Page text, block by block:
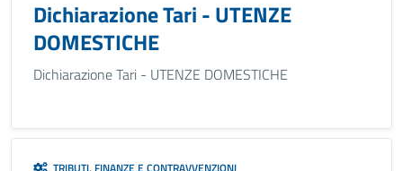
Dichiarazione Tari - UTENZE
DOMESTICHE
Dichiarazione Tari - UTENZE DOMESTICHE